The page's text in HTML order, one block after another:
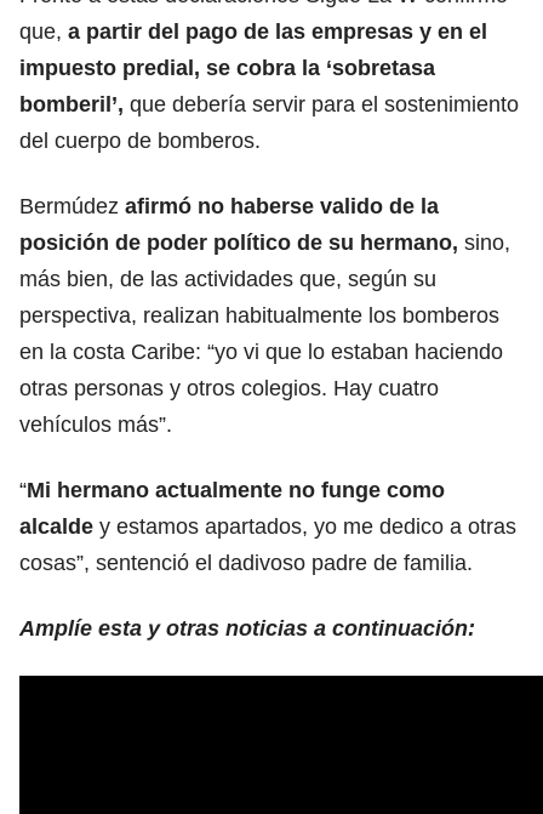
que, a partir del pago de las empresas y en el
impuesto predial, se cobra la ‘sobretasa
bomberil’, que debería servir para el sostenimiento
del cuerpo de bomberos.
Bermúdez afirmó no haberse valido de la
posición de poder político de su hermano, sino,
más bien, de las actividades que, según su
perspectiva, realizan habitualmente los bomberos
en la costa Caribe: “yo vi que lo estaban haciendo
otras personas y otros colegios. Hay cuatro
vehículos más”.
“Mi hermano actualmente no funge como
alcalde y estamos apartados, yo me dedico a otras
cosas”, sentenció el dadivoso padre de familia.
Amplíe esta y otras noticias a continuación: